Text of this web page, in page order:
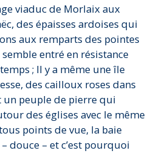
viaduc de Morlaix aux
des épaisses ardoises qui
aux remparts des pointes
entré en résistance
; Il y a même une île
des cailloux roses dans
un peuple de pierre qui
des églises avec le même
points de vue, la baie
douce – et c’est pourquoi